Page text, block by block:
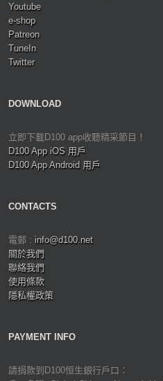
Youtube
e-shop
Patreon
TuneIn
Twitter
DOWNLOAD
立即下載D100 app收聽精采節目！
D100 App iOS 用戶
D100 App Android 用戶
CONTACTS
電郵 : info@d100.net
關於我們
聯絡我們
使用條款
隱私權政策
PAYMENT INFO
請捐款到D100恒生銀行戶口：